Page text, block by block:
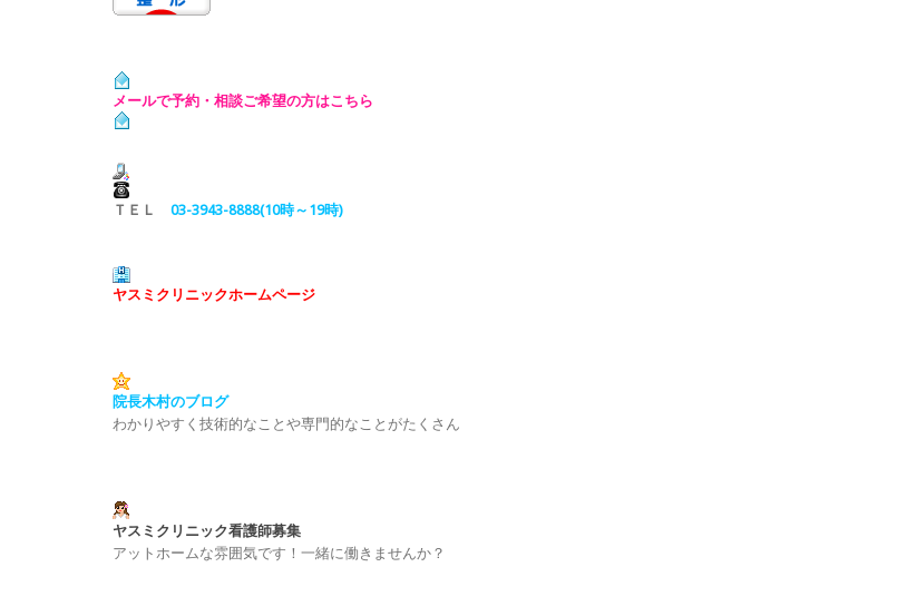
メールで予約・相談ご希望の方はこちら
ＴＥＬ 03-3943-8888(10時～19時)
ヤスミクリニックホームページ
院長木村のブログ
わかりやすく技術的なことや専門的なことがたくさん
ヤスミクリニック看護師募集
アットホームな雰囲気です！一緒に働きませんか？